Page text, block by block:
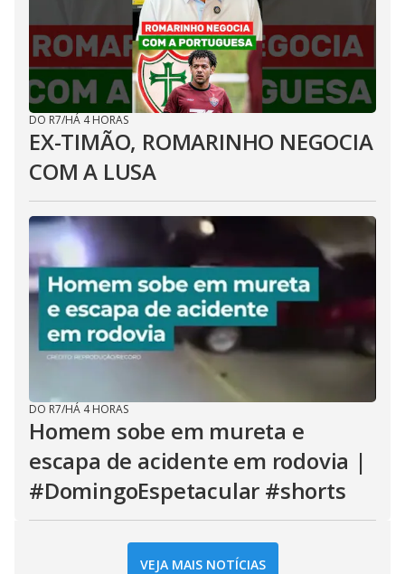
DO R7/HÁ 4 HORAS
EX-TIMÃO, ROMARINHO NEGOCIA
COM A LUSA
DO R7/HÁ 4 HORAS
Homem sobe em mureta e
escapa de acidente em rodovia |
#DomingoEspetacular #shorts
VEJA MAIS NOTÍCIAS